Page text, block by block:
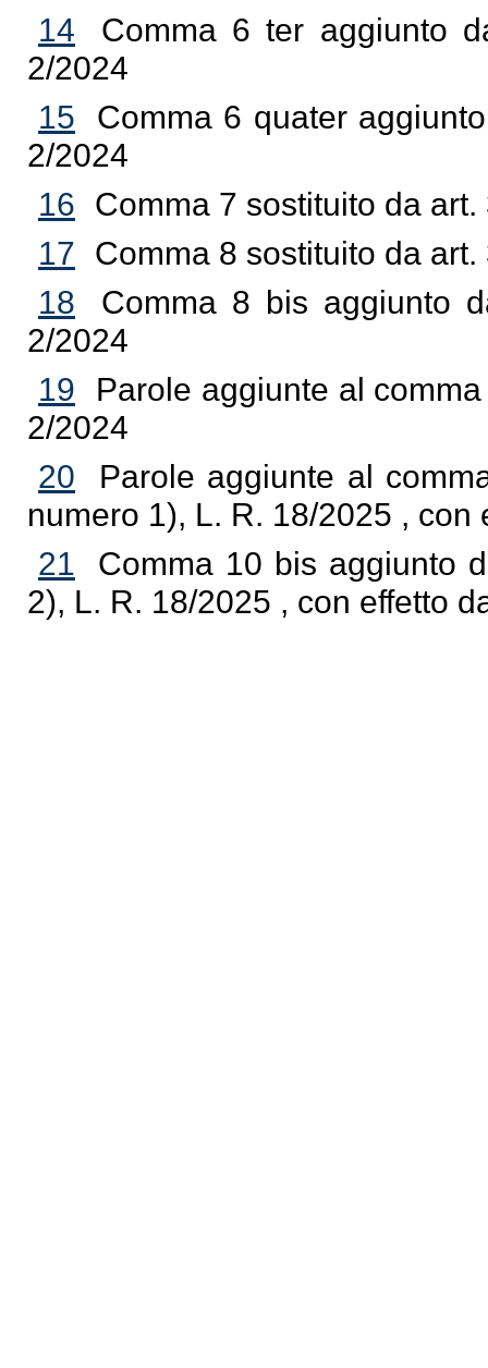
14
Comma 6 ter aggiunto
2/2024
15
Comma 6 quater
2/2024
16 Comma 7 sostituito da
17 Comma 8 sostituito da
18
Comma 8 bis aggiunto
2/2024
19
Parole aggiunte al
2/2024
20
Parole aggiunte al
numero 1), L. R. 18/2025 , con
21
Comma 10 bis aggiunto
2), L. R. 18/2025 , con effetto